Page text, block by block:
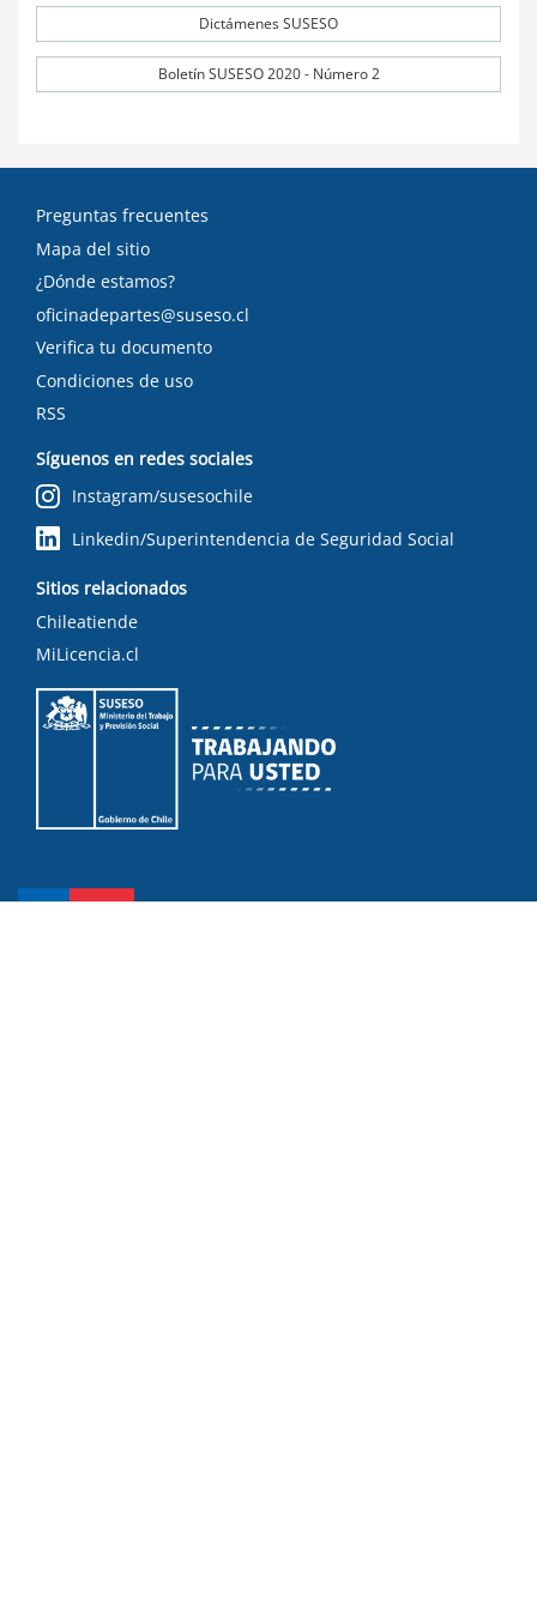
Dictámenes SUSESO
Boletín SUSESO 2020 - Número 2
Preguntas frecuentes
Mapa del sitio
¿Dónde estamos?
oficinadepartes@suseso.cl
Verifica tu documento
Condiciones de uso
RSS
Síguenos en redes sociales
Instagram/susesochile
Linkedin/Superintendencia de Seguridad Social
Sitios relacionados
Chileatiende
MiLicencia.cl